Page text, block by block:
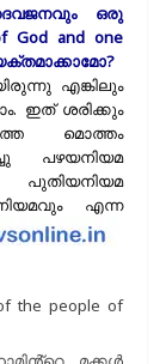
ഒരു
God and one
എങ്കിലും
ഇത് ശരിക്കും
മൊത്തം
പഴയനിയമ
എന്ന
the people of